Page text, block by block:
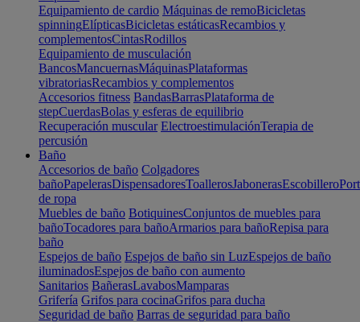
Equipamiento de cardio Máquinas de remoBicicletas
spinningElípticasBicicletas estáticasRecambios y
complementosCintasRodillos
Equipamiento de musculación
BancosMancuernasMáquinasPlataformas
vibratoriasRecambios y complementos
Accesorios fitness BandasBarrasPlataforma de
stepCuerdasBolas y esferas de equilibrio
Recuperación muscular ElectroestimulaciónTerapia de
percusión
Baño
Accesorios de baño Colgadores
bañoPapelerasDispensadoresToallerosJabonerasEscobillero
de ropa
Muebles de baño BotiquinesConjuntos de muebles para
bañoTocadores para bañoArmarios para bañoRepisa para
baño
Espejos de baño Espejos de baño sin LuzEspejos de baño
iluminadosEspejos de baño con aumento
Sanitarios BañerasLavabosMamparas
Grifería Grifos para cocinaGrifos para ducha
Seguridad de baño Barras de seguridad para baño